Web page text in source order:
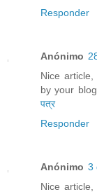
Responder
Anónimo
Nice
by your
पत्र
Responder
Anónimo 3
Nice